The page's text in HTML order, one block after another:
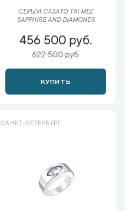
СЕРЬГИ CASATO TAI MEE
SAPPHIRE AND DIAMONDS
456 500 руб.
622 500 руб.
КУПИТЬ
САНКТ-ПЕТЕРБУРГ